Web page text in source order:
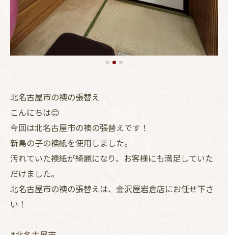
北名古屋市の襖の張替え
こんにちは😊
今回は北名古屋市の襖の張替えです！
新鳥の子の襖紙を使用しました。
汚れていた襖紙が綺麗になり、お客様にも満足していた
だけました。
北名古屋市の襖の張替えは、金沢屋岩倉店にお任せ下さ
い！